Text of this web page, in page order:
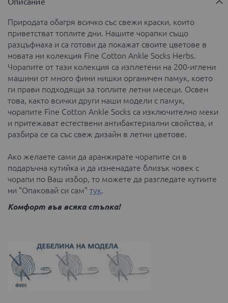
Природата обагря всичко със свежи краски, които
приветстват топлите дни. Нашите чорапки също
разцъфнаха и са готови да покажат своите цветове в
новата ни колекция Fine Cotton Ankle Socks Herbs.
Чорапите от тази колекция са изплетени на 200-иглени
машини от много фини нишки органичен памук, което
ги прави подходящи за топлите летни месеци. Освен
това, както всички други наши модели с памук,
чорапите Fine Cotton Ankle Socks са изключително меки
и притежават естествени антибактериални свойства, и
разбира се са със свеж дизайн в летни цветове.
Ако желаете сами да аранжирате чорапите си в
подаръчна кутийка и да изненадате близък човек с
чорапи по Ваш избор, то можете да разгледате кутиите
ни "Опаковай си сам" тук.
Комфорт във всяка стъпка!